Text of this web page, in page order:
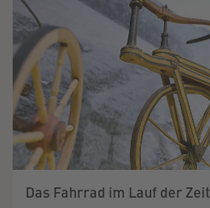
Das Fahrrad im Lauf der Zeit